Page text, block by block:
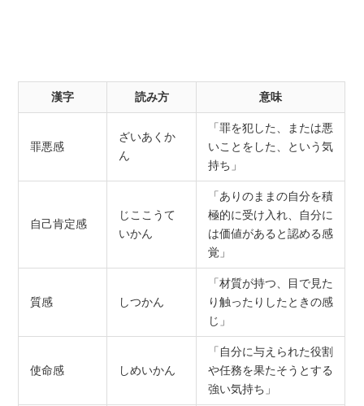
漢字 読み方 意味
罪悪感
ざいあくか
ん
「罪を犯した、または悪
いことをした、という気
持ち」
自己肯定感
じここうて
いかん
「ありのままの自分を積
極的に受け入れ、自分に
は価値があると認める感
覚」
質感 しつかん
「材質が持つ、目で見た
り触ったりしたときの感
じ」
使命感 しめいかん
「自分に与えられた役割
や任務を果たそうとする
強い気持ち」